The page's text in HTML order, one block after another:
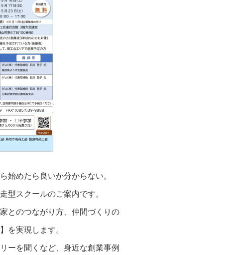
始めたら良いか分からない。
型スクールのご案内です。
とのつながり方、仲間づくりの
を実現します。
ーを聞くなど、身近な創業事例